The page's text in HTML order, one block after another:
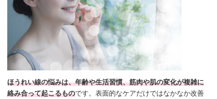
ほうれい線の悩みは、年齢や生活習慣、筋肉や肌の変化が複雑に
絡み合って起こるものです。表面的なケアだけではなかなか改善